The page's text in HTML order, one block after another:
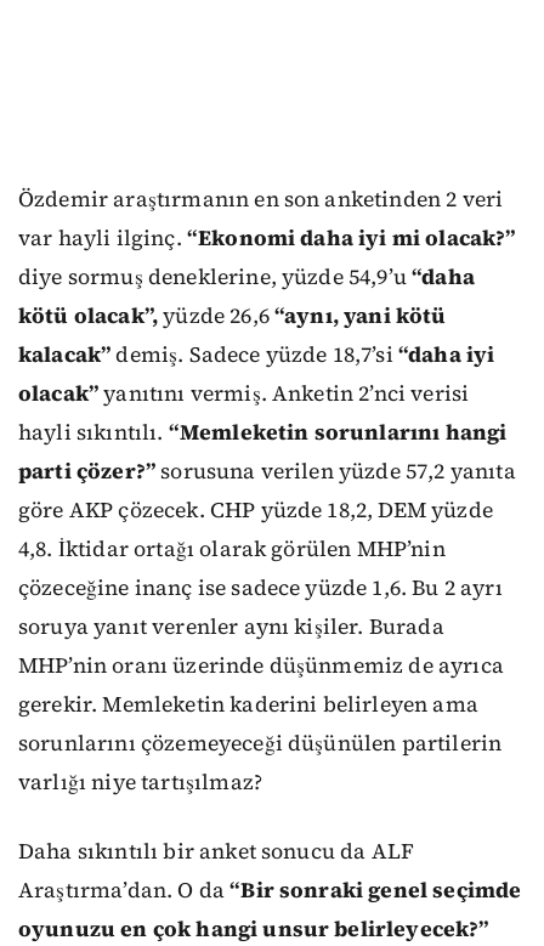
Özdemir araştırmanın en son anketinden 2 veri
var hayli ilginç. “Ekonomi daha iyi mi olacak?”
diye sormuş deneklerine, yüzde 54,9’u“daha
kötü olacak”,yüzde 26,6“aynı, yani kötü
kalacak”demiş. Sadece yüzde 18,7’si “daha iyi
olacak”yanıtını vermiş. Anketin 2’nci verisi
hayli sıkıntılı. “Memleketin sorunlarını hangi
parti çözer?”sorusuna verilen yüzde 57,2 yanıta
göre AKP çözecek. CHP yüzde 18,2, DEM yüzde
4,8. İktidar ortağı olarak görülen MHP’nin
çözeceğine inanç ise sadece yüzde 1,6. Bu 2 ayrı
soruya yanıt verenler aynı kişiler. Burada
MHP’nin oranı üzerinde düşünmemiz de ayrıca
gerekir. Memleketin kaderini belirleyen ama
sorunlarını çözemeyeceği düşünülen partilerin
varlığı niye tartışılmaz?
Daha sıkıntılı bir anket sonucu da ALF
Araştırma’dan. O da“Bir sonraki genel seçimde
oyunuzu en çok hangi unsur belirleyecek?”